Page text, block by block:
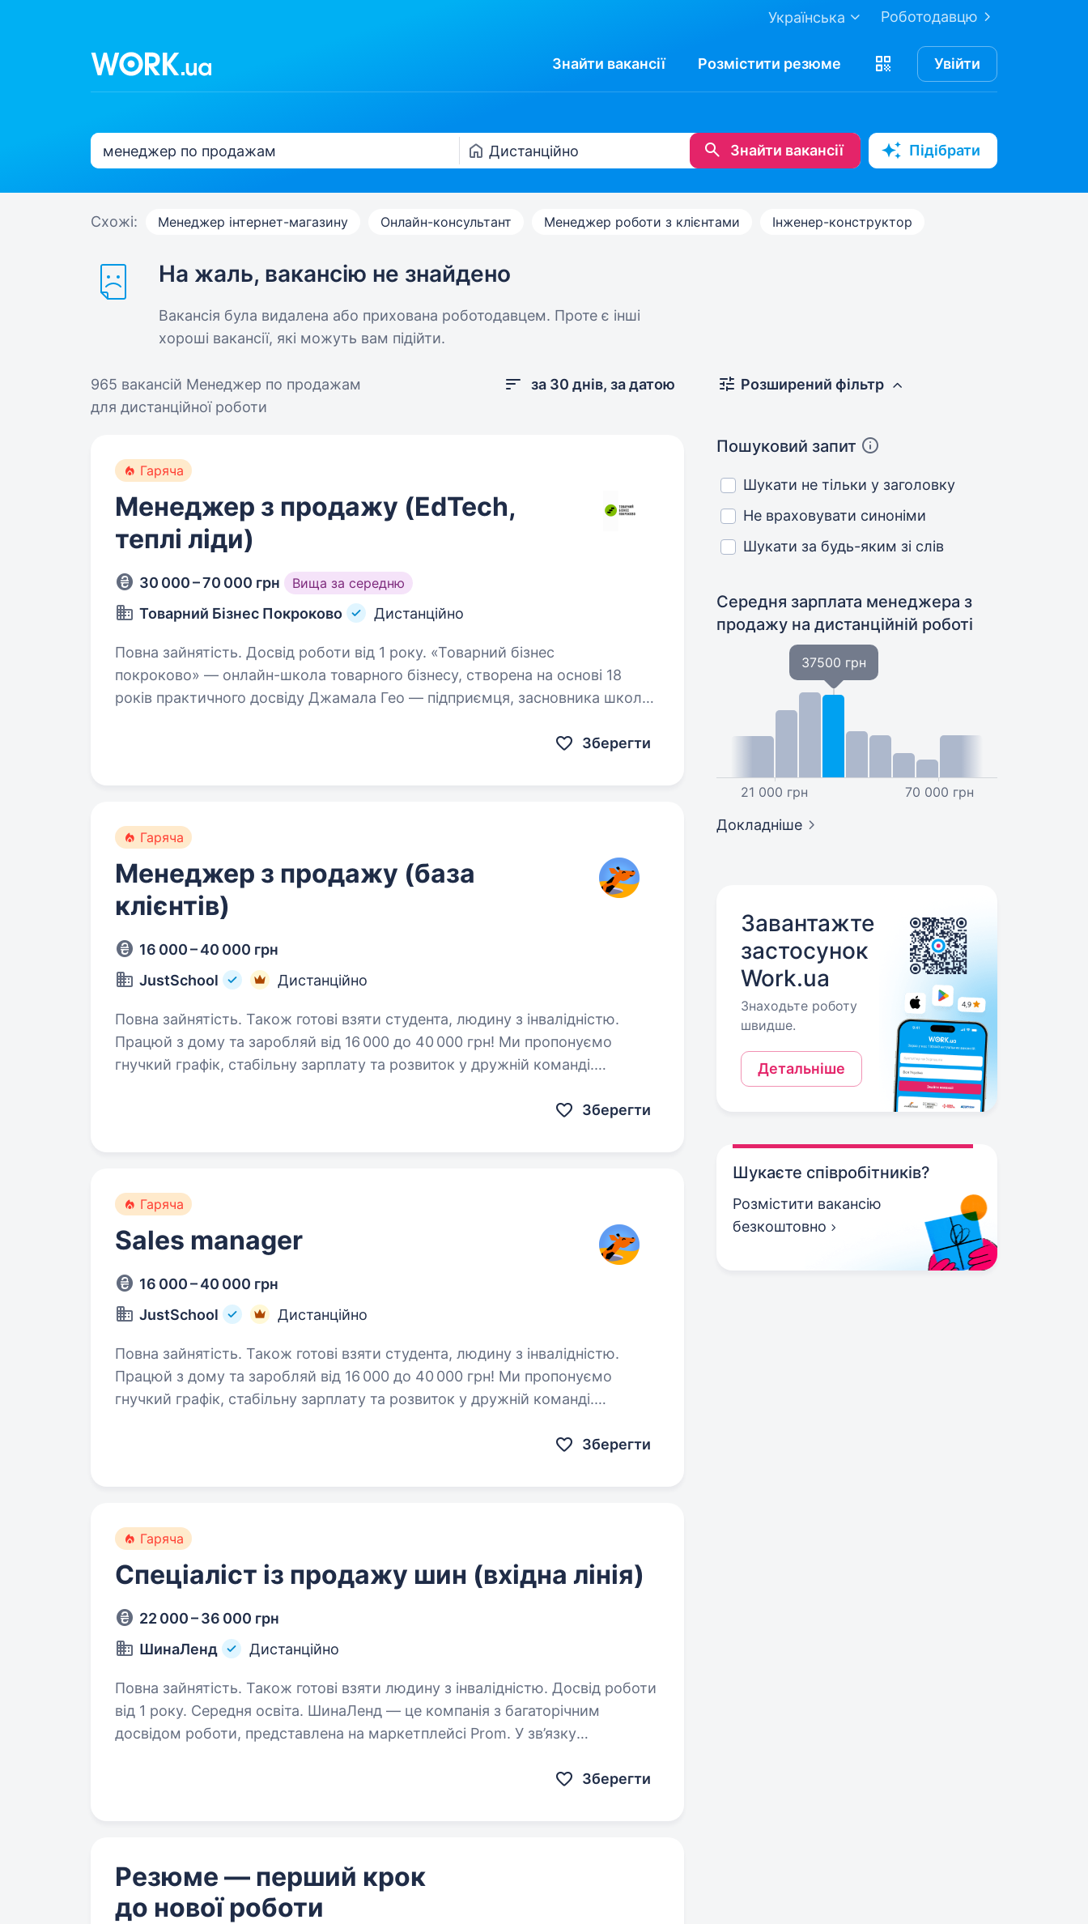
Роботодавцю
Українська
Знайти вакансії Розмістити резюме Увійти
Знайти вакансії Підібрати
Схожі: Менеджер інтернет-магазину Онлайн-консультант Менеджер роботи з клієнтами Інженер-конструктор
На жаль, вакансію не знайдено
Вакансія була видалена або прихована роботодавцем. Проте є інші
хороші вакансії, які можуть вам підійти.
965 вакансій Менеджер по продажам
для дистанційної роботи
за 30 днів, за датою
Гаряча
Менеджер з продажу (EdTech,
теплі ліди)
30 000 – 70 000 грн Вища за середню
Товарний Бізнес Покроково Дистанційно
Повна зайнятість. Досвід роботи від 1 року. «Товарний бізнес
покроково» — онлайн-школа товарного бізнесу, створена на основі 18
років практичного досвіду Джамала Гео — підприємця, засновника школи
Зберегти
Гаряча
Менеджер з продажу (база
клієнтів)
16 000 – 40 000 грн
JustSchool
Дистанційно
Повна зайнятість. Також готові взяти студента, людину з інвалідністю.
Працюй з дому та заробляй від 16 000 до 40 000 грн! Ми пропонуємо
гнучкий графік, стабільну зарплату та розвиток у дружній команді.
Зберегти
Гаряча
Sales manager
16 000 – 40 000 грн
JustSchool
Дистанційно
Повна зайнятість. Також готові взяти студента, людину з інвалідністю.
Працюй з дому та заробляй від 16 000 до 40 000 грн! Ми пропонуємо
гнучкий графік, стабільну зарплату та розвиток у дружній команді.
Зберегти
Гаряча
Спеціаліст із продажу шин (вхідна лінія)
22 000 – 36 000 грн
ШинаЛенд
Дистанційно
Повна зайнятість. Також готові взяти людину з інвалідністю. Досвід роботи
від 1 року. Середня освіта. ШинаЛенд — це компанія з багаторічним
досвідом роботи, представлена на маркетплейсі Prom. У зв’язку
Зберегти
Резюме — перший крок
до нової роботи
Розширений фільтр
Пошуковий запит
Шукати не тільки у заголовку
Не враховувати синоніми
Шукати за будь-яким зі слів
Середня зарплата менеджера з
продажу на дистанційній роботі
21 000 грн
37500 грн
70 000 грн
Докладніше
Завантажте
застосунок
Work.ua
Знаходьте роботу
швидше.
Детальніше
Шукаєте співробітників?
Розмістити вакансію
безкоштовно